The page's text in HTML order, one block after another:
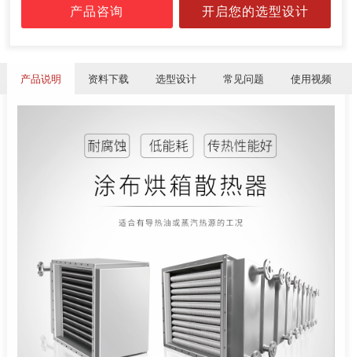
产品咨询 开启您的选型设计
产品说明 资料下载 选型设计 常见问题 使用视频